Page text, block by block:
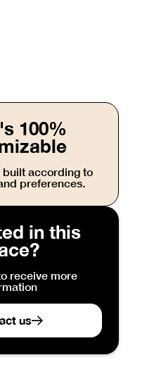
100%
built according to
preferences.
in this
receive more
us